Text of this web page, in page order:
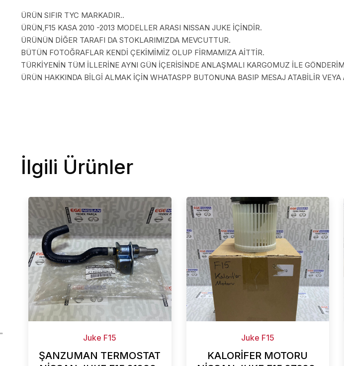
ÜRÜN SIFIR TYC MARKADIR..
ÜRÜN,F15 KASA 2010 -2013 MODELLER ARASI NISSAN JUKE İÇİNDİR.
ÜRÜNÜN DİĞER TARAFI DA STOKLARIMIZDA MEVCUTTUR.
BÜTÜN FOTOĞRAFLAR KENDİ ÇEKİMİMİZ OLUP FİRMAMIZA AİTTİR.
TÜRKİYENİN TÜM İLLERİNE AYNI GÜN İÇERİSİNDE ANLAŞMALI KARGOMUZ İLE
ÜRÜN HAKKINDA BİLGİ ALMAK İÇİN WHATASPP BUTONUNA BASIP MESAJ ATABİLİR
İlgili Ürünler
Juke F15
ŞANZUMAN TERMOSTAT
Juke F15
KALORİFER MOTORU